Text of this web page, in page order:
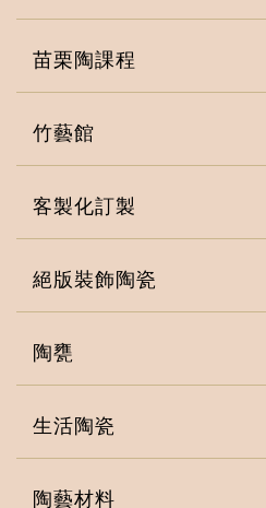
苗栗陶課程
竹藝館
客製化訂製
絕版裝飾陶瓷
陶甕
生活陶瓷
陶藝材料